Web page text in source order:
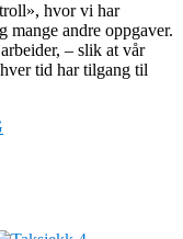
hvor vi har
mange andre oppgaver.
– slik at vår
tid har tilgang til